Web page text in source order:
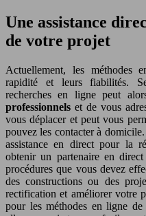
Une assistance
de votre projet
Actuellement, les méthodes
rapidité et leurs fiabilités.
recherches en ligne peut
professionnelset de vous
vous déplacer et peut vous
pouvez les contacter à
assistance en direct pour la
obtenir un partenaire en
procédures que vous devez
des constructions ou des
rectification et améliorer votre
pour les méthodes en ligne de